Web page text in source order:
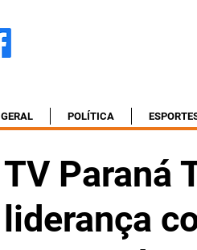
GERAL POLÍTICA
TV Paraná
liderança